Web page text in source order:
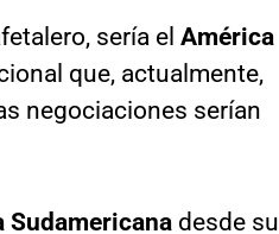
sería el América
que, actualmente,
negociaciones serían
Sudamericana desde su